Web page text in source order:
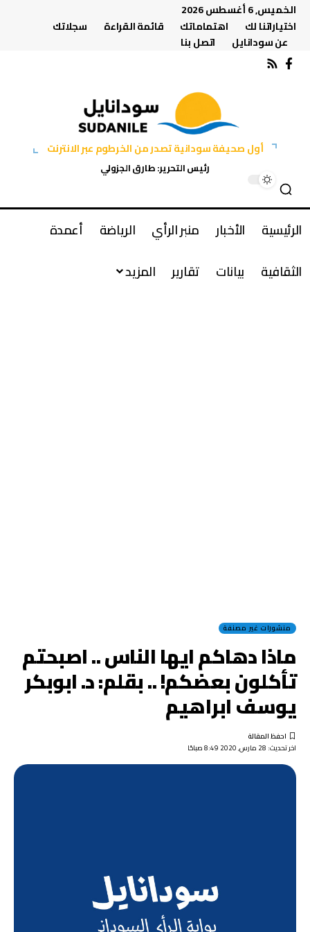
الخميس, 6 أغسطس 2026
اختياراتنا لك
اهتماماتك قائمة القراءة
سجلاتك
عن سودانايل
اتصل بنا
أول صحيفة سودانية تصدر من الخرطوم عبر الانترنت
رئيس التحرير: طارق الجزولي
الرئيسية الأخبار منبر الرأي الرياضة
أعمدة
الثقافية
بيانات تقارير المزيد
منشورات غير مصنفة
ماذا دهاكم ايها الناس .. اصبحتم
تأكلون بعضكم! .. بقلم: د. ابوبكر
يوسف ابراهيم
اخر تحديث: 28 مارس, 2020 8:49 صباحًا